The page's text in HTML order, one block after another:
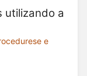
utilizando a
e